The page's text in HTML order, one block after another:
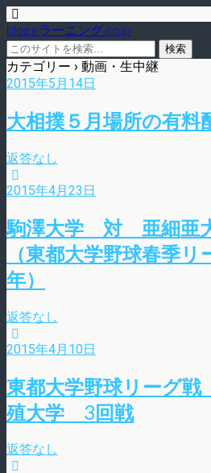
blog.eラーニング.co.jp
カテゴリー › 動画・生中継
2015年5月14日
大相撲５月場所の有料
返答なし
2015年4月23日
駒澤大学 対 亜細亜
（東都大学野球春季
年）
返答なし
2015年4月10日
東都大学野球リーグ
殖大学 3回戦
返答なし